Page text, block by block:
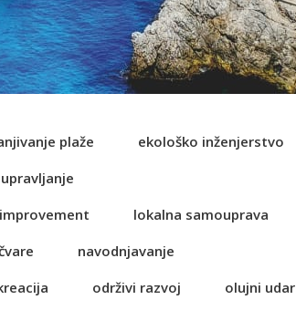
plaže
ekološko inženjerstvo
lokalna samouprava
navodnjavanje
održivi razvoj
olujni udar